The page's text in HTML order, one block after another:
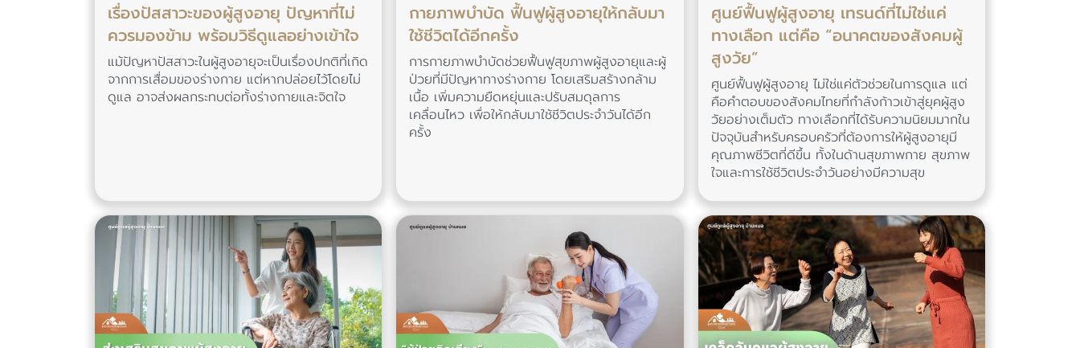
เรื่องปัสสาวะของผู้สูงอายุ ปัญหาที่ไม่
ควรมองข้าม พร้อมวิธีดูแลอย่างเข้าใจ
แม้ปัญหาปัสสาวะในผู้สูงอายุจะเป็นเรื่องปกติที่เกิด
จากการเสื่อมของร่างกาย แต่หากปล่อยไว้โดยไม่
ดูแล อาจส่งผลกระทบต่อทั้งร่างกายและจิตใจ
กายภาพบำบัด ฟื้นฟูผู้สูงอายุให้กลับมา
ใช้ชีวิตได้อีกครั้ง
การกายภาพบำบัดช่วยฟื้นฟูสุขภาพผู้สูงอายุและผู้
ป่วยที่มีปัญหาทางร่างกาย โดยเสริมสร้างกล้าม
เนื้อ เพิ่มความยืดหยุ่นและปรับสมดุลการ
เคลื่อนไหว เพื่อให้กลับมาใช้ชีวิตประจำวันได้อีก
ครั้ง
ศูนย์ฟื้นฟูผู้สูงอายุ เทรนด์ที่ไม่ใช่แค่
ทางเลือก แต่คือ “อนาคตของสังคมผู้
สูงวัย”
ศูนย์ฟื้นฟูผู้สูงอายุ ไม่ใช่แค่ตัวช่วยในการดูแล แต่
คือคำตอบของสังคมไทยที่กำลังก้าวเข้าสู่ยุคผู้สูง
วัยอย่างเต็มตัว ทางเลือกที่ได้รับความนิยมมากใน
ปัจจุบันสำหรับครอบครัวที่ต้องการให้ผู้สูงอายุมี
คุณภาพชีวิตที่ดีขึ้น ทั้งในด้านสุขภาพกาย สุขภาพ
ใจและการใช้ชีวิตประจำวันอย่างมีความสุข